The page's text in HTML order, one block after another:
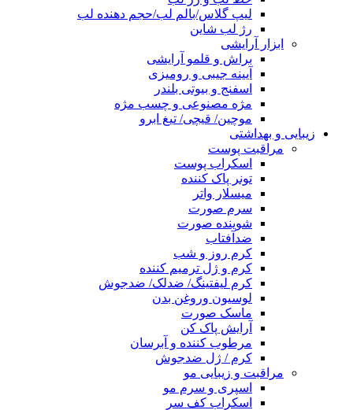
لیپ گلاس/بالم لب/حجم دهنده لب
رژ لب شاین
ابزار آرایشی
براش و قلمو آرایشی
آیینه جیبی و رومیزی
اسفنج و بیوتی بلندر
مژه مصنوعی و چسب مژه
موچین/ قیچی/ تیغ ابرو
زیبایی و بهداشتی
مراقبت پوست
اسکراب پوست
تونر پاک کننده
میسلار واتر
سرم صورت
شوینده صورت
ضدآفتاب
کرم روز و شب
کرم و ژل ترمیم کننده
کرم لیفتینگ/ ضدلک/ ضدجوش
لوسیون وروغن بدن
ماسک صورت
آرایش پاک کن
مرطوب کننده و آبرسان
کرم / ژل ضدجوش
مراقبت و زیبایی مو
اسپری و سرم مو
اسکراب کف سر